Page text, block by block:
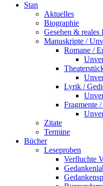
Stan
Aktuelles
Biographie
Gesehen & reales
Manuskripte /
Romane /
Lyrik /
Fragmente
Zitate
Termine
Bücher
Leseproben
Verfluchte